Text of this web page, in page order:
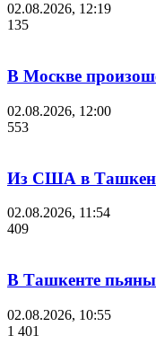
02.08.2026, 12:19
135
В Москве
02.08.2026, 12:00
553
Из США в Ташкент
02.08.2026, 11:54
409
В Ташкенте
02.08.2026, 10:55
1 401